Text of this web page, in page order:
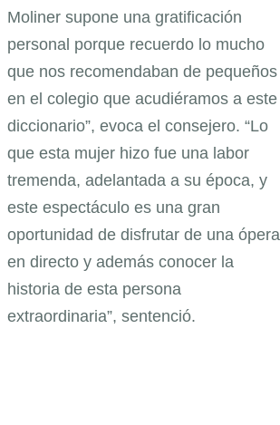
Moliner supone una gratificación
personal porque recuerdo lo mucho
que nos recomendaban de pequeños
en el colegio que acudiéramos a este
diccionario”, evoca el consejero. “Lo
que esta mujer hizo fue una labor
tremenda, adelantada a su época, y
este espectáculo es una gran
oportunidad de disfrutar de una ópera
en directo y además conocer la
historia de esta persona
extraordinaria”, sentenció.